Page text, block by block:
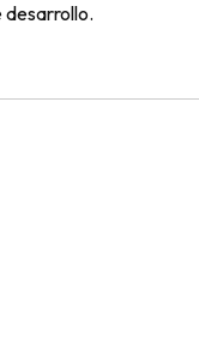
desarrollo.